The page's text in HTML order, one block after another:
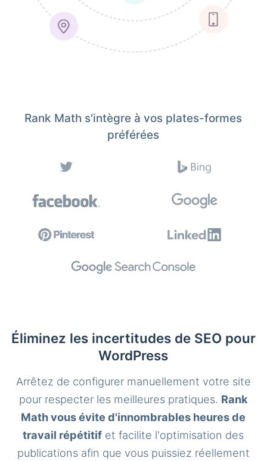
Rank Math s'intègre à vos plates-formes
préférées
Éliminez les incertitudes de SEO pour
WordPress
Arrêtez de configurer manuellement votre site
pour respecter les meilleures pratiques. Rank
Math vous évite d'innombrables heures de
travail répétitif et facilite l'optimisation des
publications afin que vous puissiez réellement